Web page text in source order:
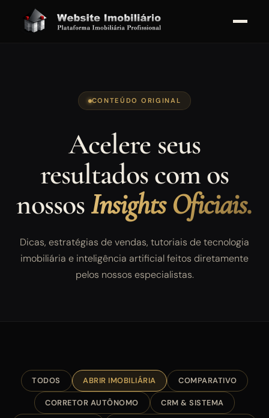
CONTEÚDO ORIGINAL
Acelere seus
resultados com os
nossosInsights Oficiais.
Dicas, estratégias de vendas, tutoriais de tecnologia
imobiliária e inteligência artificial feitos diretamente
pelos nossos especialistas.
TODOS ABRIR IMOBILIÁRIA COMPARATIVO
CORRETOR AUTÔNOMO CRM & SISTEMA